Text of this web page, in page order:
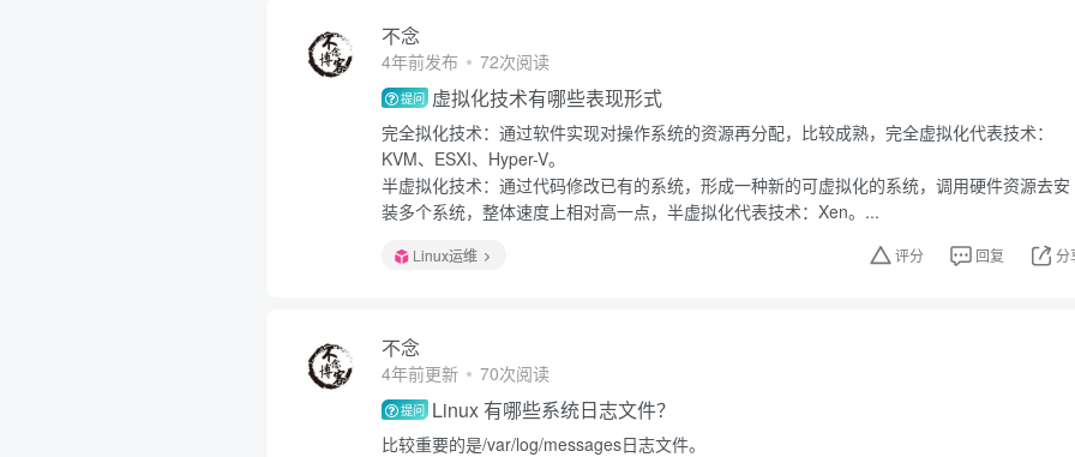
不念
4年前发布 72次阅读
提问 虚拟化技术有哪些表现形式
完全拟化技术：通过软件实现对操作系统的资源再分配，比较成熟，完全虚拟化代表技术：
KVM、ESXI、Hyper-V。
半虚拟化技术：通过代码修改已有的系统，形成一种新的可虚拟化的系统，调用硬件资源去安
装多个系统，整体速度上相对高一点，半虚拟化代表技术：Xen。...
Linux运维 评分 回复 分
不念
4年前更新 70次阅读
提问 Linux 有哪些系统日志文件？
比较重要的是/var/log/messages日志文件。